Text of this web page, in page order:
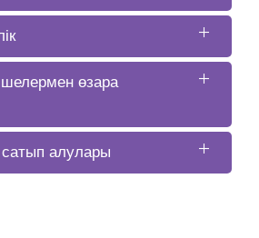
өзара
сатып алулары